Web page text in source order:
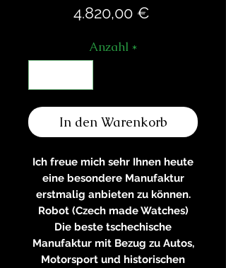
4.820,00 €Preis
Anzahl *
In den Warenkorb
Ich freue mich sehr Ihnen heute
eine besondere Manufaktur
erstmalig anbieten zu können.
Robot (Czech made Watches)
Die beste tschechische
Manufaktur mit Bezug zu Autos,
Motorsport und historischen